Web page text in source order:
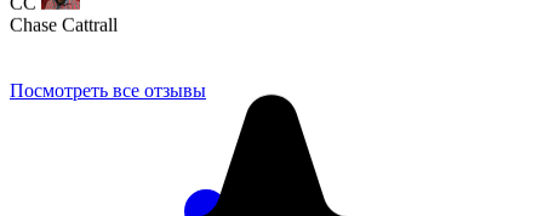
Посмотреть все отзывы